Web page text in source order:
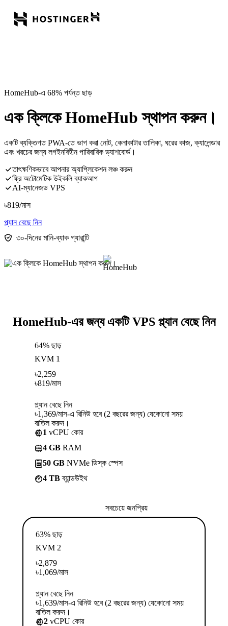
HomeHub-এ 68% পর্যন্ত ছাড়
এক ক্লিকে HomeHub স্থাপন করুন।
একটি ব্যক্তিগত PWA-তে ভাগ করা নোট, কেনাকাটার তালিকা, ঘরের কাজ, ক্যালেন্ডার
এবং খরচের জন্য লগইনবিহীন পারিবারিক ড্যাশবোর্ড।
তাৎক্ষণিকভাবে আপনার অ্যাপ্লিকেশন লঞ্চ করুন
ফ্রি অটোমেটিক উইকলি ব্যাকআপ
AI-ম্যানেজড VPS
৳819/মাস
প্ল্যান বেছে নিন
৩০-দিনের মানি-ব্যাক গ্যারান্টি
HomeHub-এর জন্য একটি VPS প্ল্যান বেছে নিন
64% ছাড়
KVM 1
৳2,259
৳819/মাস
প্ল্যান বেছে নিন
৳1,369/মাস-এ রিনিউ হবে (2 বছরের জন্য) যেকোনো সময়
বাতিল করুন।
1 vCPU কোর
4 GB RAM
50 GB NVMe ডিস্ক স্পেস
4 TBব্যান্ডউইথ
সবচেয়ে জনপ্রিয়
63% ছাড়
KVM 2
৳2,879
৳1,069/মাস
প্ল্যান বেছে নিন
৳1,639/মাস-এ রিনিউ হবে (2 বছরের জন্য) যেকোনো সময়
বাতিল করুন।
2 vCPU কোর